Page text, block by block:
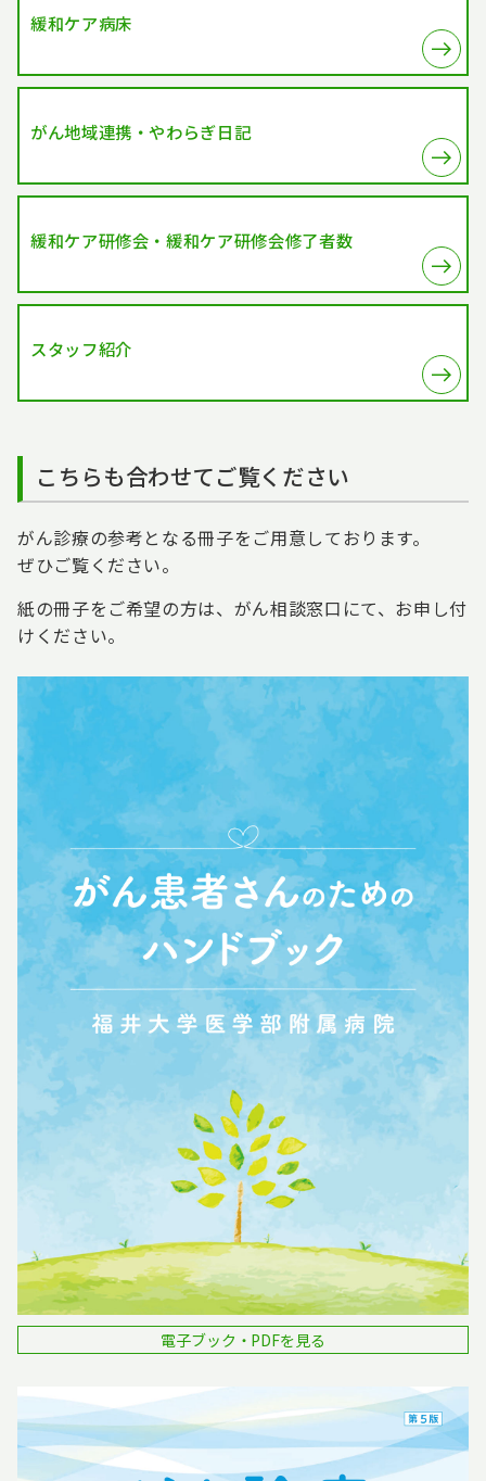
緩和ケア病床
がん地域連携・やわらぎ日記
緩和ケア研修会・緩和ケア研修会修了者数
スタッフ紹介
こちらも合わせてご覧ください
がん診療の参考となる冊子をご用意しております。
ぜひご覧ください。
紙の冊子をご希望の方は、がん相談窓口にて、お申し付
けください。
電子ブック・PDFを見る